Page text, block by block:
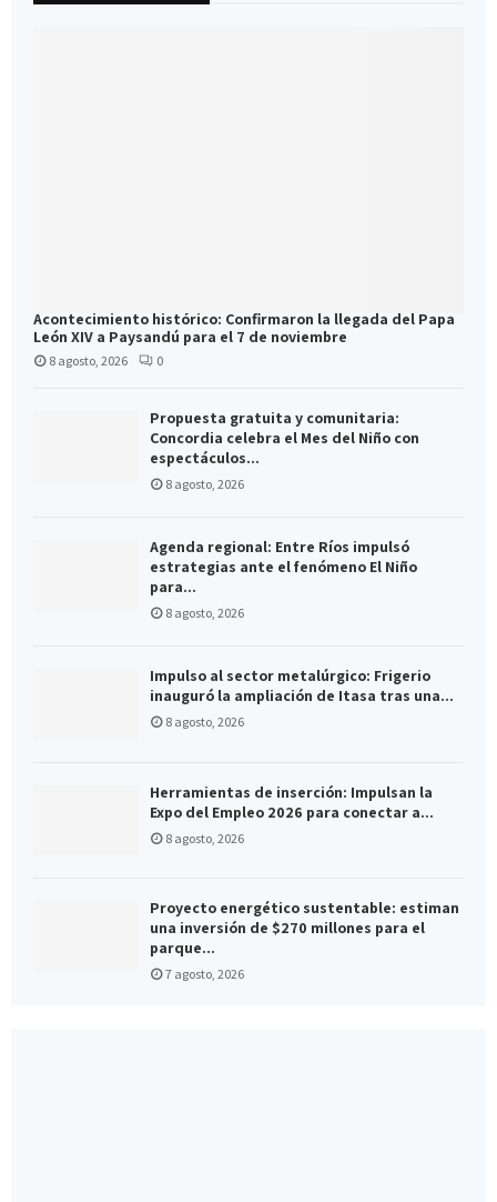
Acontecimiento histórico: Confirmaron la llegada del Papa
León XIV a Paysandú para el 7 de noviembre
8 agosto, 2026 0
Propuesta gratuita y comunitaria:
Concordia celebra el Mes del Niño con
espectáculos...
8 agosto, 2026
Agenda regional: Entre Ríos impulsó
estrategias ante el fenómeno El Niño
para...
8 agosto, 2026
Impulso al sector metalúrgico: Frigerio
inauguró la ampliación de Itasa tras una...
8 agosto, 2026
Herramientas de inserción: Impulsan la
Expo del Empleo 2026 para conectar a...
8 agosto, 2026
Proyecto energético sustentable: estiman
una inversión de $270 millones para el
parque...
7 agosto, 2026